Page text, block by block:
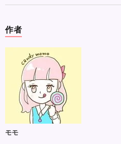
作者
モモ